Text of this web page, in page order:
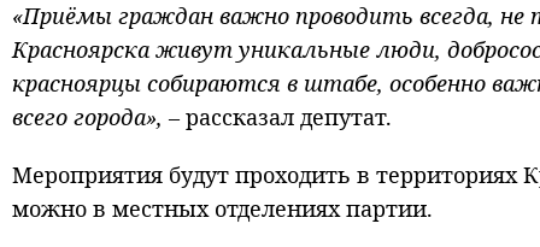
«Приёмы граждан важно проводить всегда, не
Красноярска живут уникальные люди,
красноярцы собираются в штабе, особенно
всего города», – рассказал депутат.
Мероприятия будут проходить в территориях
можно в местных отделениях партии.